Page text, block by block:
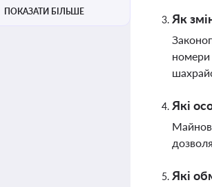
ПОКАЗАТИ БІЛЬШЕ Як
номери
Які
Які